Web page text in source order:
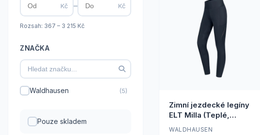
Kč – Kč
Rozsah: 367 – 3 215 Kč
ZNAČKA
Waldhausen (5)
Pouze skladem
Zimní jezdecké legíny
ELT Milla (Teplé,
kvalitní odolný
WALDHAUSEN